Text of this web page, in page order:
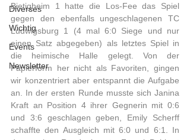
Diverses
Wichtig
Events
Newsletter
Bietigheim 1 hatte die Los-Fee das Spiel
gegen den ebenfalls ungeschlagenen TC
Ludwigsburg 1 (4 mal 6:0 Siege und nur
einen Satz abgegeben) als letztes Spiel in
die heimische Halle gelegt. Von der
Papierform her nicht als Favoriten, gingen
wir konzentriert aber entspannt die Aufgabe
an. In der ersten Runde musste sich Janina
Kraft an Position 4 ihrer Gegnerin mit 0:6
und 3:6 geschlagen geben, Emily Scherff
schaffte den Ausgleich mit 6:0 und 6:1. In